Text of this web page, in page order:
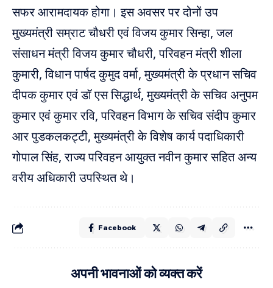
सफर आरामदायक होगा। इस अवसर पर दोनों उप
मुख्यमंत्री सम्राट चौधरी एवं विजय कुमार सिन्हा, जल
संसाधन मंत्री विजय कुमार चौधरी, परिवहन मंत्री शीला
कुमारी, विधान पार्षद कुमुद वर्मा, मुख्यमंत्री के प्रधान सचिव
दीपक कुमार एवं डॉ एस सिद्धार्थ, मुख्यमंत्री के सचिव अनुपम
कुमार एवं कुमार रवि, परिवहन विभाग के सचिव संदीप कुमार
आर पुडकलकट्टी, मुख्यमंत्री के विशेष कार्य पदाधिकारी
गोपाल सिंह, राज्य परिवहन आयुक्त नवीन कुमार सहित अन्य
वरीय अधिकारी उपस्थित थे।
Facebook
अपनी भावनाओं को व्यक्त करें